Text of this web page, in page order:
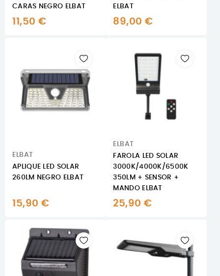
CARAS NEGRO ELBAT
11,50 €
ELBAT
89,00 €
ELBAT
APLIQUE LED SOLAR
260LM NEGRO ELBAT
15,90 €
ELBAT
FAROLA LED SOLAR
3000K/4000K/6500K
350LM + SENSOR +
MANDO ELBAT
25,90 €